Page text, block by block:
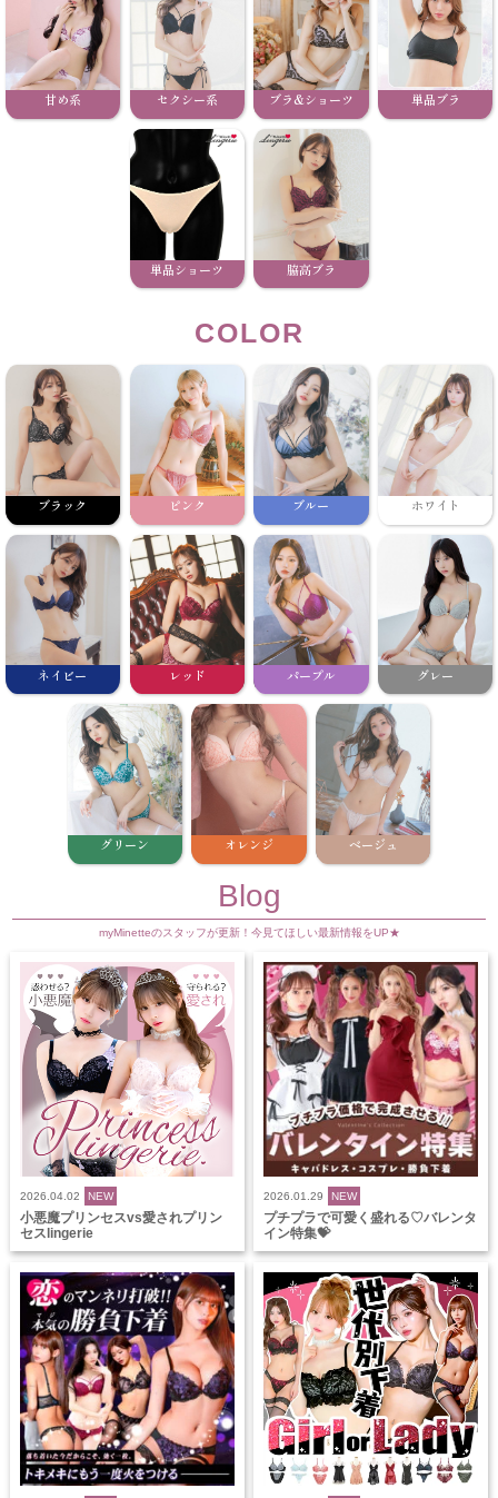
甘め系 セクシー系 ブラ&ショーツ 単品ブラ
単品ショーツ 脇高ブラ
COLOR
ブラック ピンク ブルー ホワイト
ネイビー レッド パープル グレー
グリーン オレンジ ベージュ
Blog
myMinetteのスタッフが更新！今見てほしい最新情報をUP★
2026.04.02 NEW
小悪魔プリンセスvs愛されプリン
セスlingerie
2026.01.29 NEW
プチプラで可愛く盛れる♡バレンタ
イン特集💝